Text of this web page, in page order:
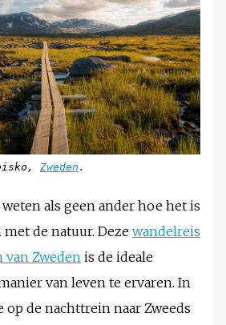
Zweden .
als geen ander hoe het is
de natuur. Deze wandelreis
Zweden is de ideale
van leven te ervaren. In
op de nachttrein naar Zweeds